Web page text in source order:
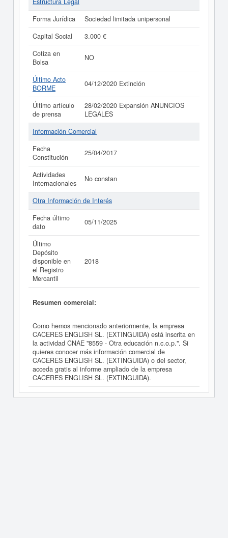
Forma Jurídica
Sociedad limitada unipersonal
Capital Social
3.000 €
Cotiza en
Bolsa
NO
Último Acto
BORME
04/12/2020 Extinción
Último artículo
de prensa
28/02/2020 Expansión ANUNCIOS
LEGALES
Información Comercial
Fecha
Constitución
25/04/2017
Actividades
Internacionales
No constan
Otra Información de Interés
Fecha último
dato
05/11/2025
Último
Depósito
disponible en
el Registro
Mercantil
2018
Resumen comercial:
Como hemos mencionado anteriormente, la empresa
CACERES ENGLISH SL. (EXTINGUIDA) está inscrita en
la actividad CNAE "8559 - Otra educación n.c.o.p.". Si
quieres conocer más información comercial de
CACERES ENGLISH SL. (EXTINGUIDA) o del sector,
acceda gratis al informe ampliado de la empresa
CACERES ENGLISH SL. (EXTINGUIDA).